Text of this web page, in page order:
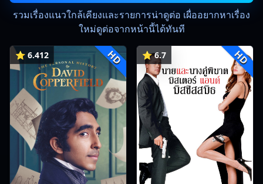
รวมเรื่องแนวใกล้เคียงและรายการน่าดูต่อ เผื่ออยากหาเรื่อง
ใหม่ดูต่อจากหน้านี้ได้ทันที
⭐ 6.412 HD ⭐ 6.7 HD